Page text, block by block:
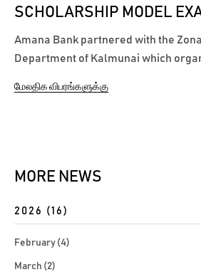
SCHOLARSHIP MODEL
Amana Bank partnered with the
Department of Kalmunai which
2013 Scholarship Exams in the
மேலதிக விபரங்களுக்கு
MORE NEWS
2026 (16)
February (4)
March (2)